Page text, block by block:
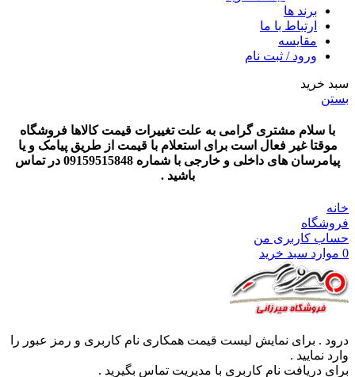
برند ها
ارتباط با ما
مقایسه
ورود / ثبت نام
سبد خرید
بستن
با سلام مشتری گرامی به علت تغییرات قیمت کالاها فروشگاه
موقتا غیر فعال است برای استعلام با قیمت از طریق پیامک و یا
پیامرسان های داخلی و خارجی با شماره 09159515848 در تماس
باشید .
خانه
فروشگاه
حساب کاربری من
0 موارد سبد خرید
درود . برای نمایش لیست قیمت همکاری نام کاربری و رمز عبور را
وارد نمایید .
برای دریافت نام کاربری با مدیریت تماس بگیرید .